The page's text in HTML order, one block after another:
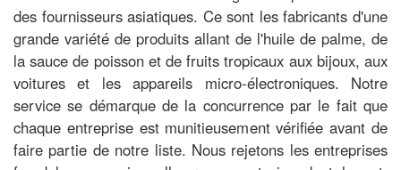
des fournisseurs asiatiques. Ce sont les fabricants d'une
grande variété de produits allant de l'huile de palme, de
la sauce de poisson et de fruits tropicaux aux bijoux, aux
voitures et les appareils micro-électroniques. Notre
service se démarque de la concurrence par le fait que
chaque entreprise est munitieusement vérifiée avant de
faire partie de notre liste. Nous rejetons les entreprises